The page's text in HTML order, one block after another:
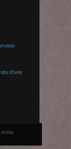
d’une